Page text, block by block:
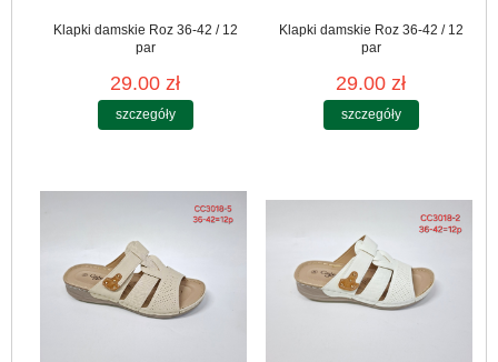
Klapki damskie Roz 36-42 / 12
par
29.00 zł
szczegóły
Klapki damskie Roz 36-42 / 12
par
29.00 zł
szczegóły